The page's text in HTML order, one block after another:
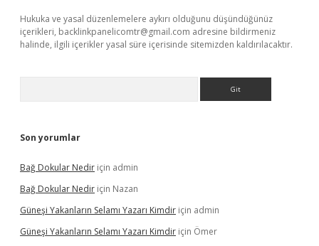
Hukuka ve yasal düzenlemelere aykırı olduğunu düşündüğünüz
içerikleri, backlinkpanelicomtr@gmail.com adresine bildirmeniz
halinde, ilgili içerikler yasal süre içerisinde sitemizden kaldırılacaktır.
Son yorumlar
Bağ Dokular Nedir için admin
Bağ Dokular Nedir için Nazan
Güneşi Yakanların Selamı Yazarı Kimdir için admin
Güneşi Yakanların Selamı Yazarı Kimdir için Ömer